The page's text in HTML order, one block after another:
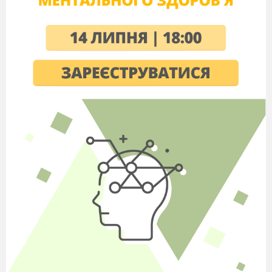
Родзинки, вино,
Полуниці, кофе,
Банани, ананаси,
Найбільшими портами ПАР є міста:
Дурбан, Іст –Лондон, Кейптаун,
Бера, Шаї Шаї, Кейптаун,
Кісмайо, Занзібар, Момбаса,
Які товари найбільше імпортує ПАР:
Меблі та ювелірні вироби,
Сиру нафту і готові товари,
Золото та платину,
Вугілля та пшеницю
В адміністративному плані ПАР поділена
вілаї
провінцій
муніципалітети